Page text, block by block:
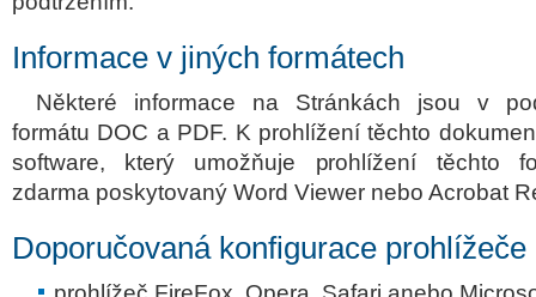
Informace v jiných formátech
Některé informace na Stránkách jsou v
formátu DOC a PDF. K prohlížení těchto
software, který umožňuje prohlížení těchto
zdarma poskytovaný Word Viewer nebo Acrobat
Doporučovaná konfigurace